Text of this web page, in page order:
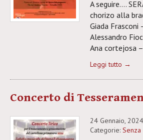
A seguire….
chorizo alla
Giada Frasconi
Alessandro
Ana cortejosa
Leggi tutto →
Concerto di
24 Gennaio, 2024
Categorie: